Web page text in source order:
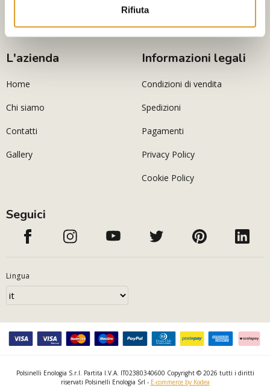
Rifiuta
L'azienda
Home
Chi siamo
Contatti
Gallery
Informazioni legali
Condizioni di vendita
Spedizioni
Pagamenti
Privacy Policy
Cookie Policy
Seguici
Lingua
Polsinelli Enologia S.r.l. Partita I.V.A. IT02380340600 Copyright © 2026 tutti i diritti
riservati Polsinelli Enologia Srl - E-commerce by Kodea